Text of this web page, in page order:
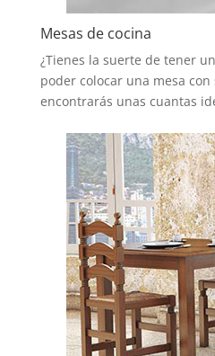
Mesas de cocina
¿Tienes la suerte de tener
poder colocar una mesa con
encontrarás unas cuantas